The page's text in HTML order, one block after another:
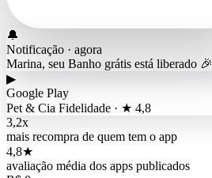
🔔
Notificação · agora
Marina, seu Banho grátis está liberado 🎉
▶
Google Play
Pet & Cia Fidelidade · ★ 4,8
3,2x
mais recompra de quem tem o app
4,8★
avaliação média dos apps publicados